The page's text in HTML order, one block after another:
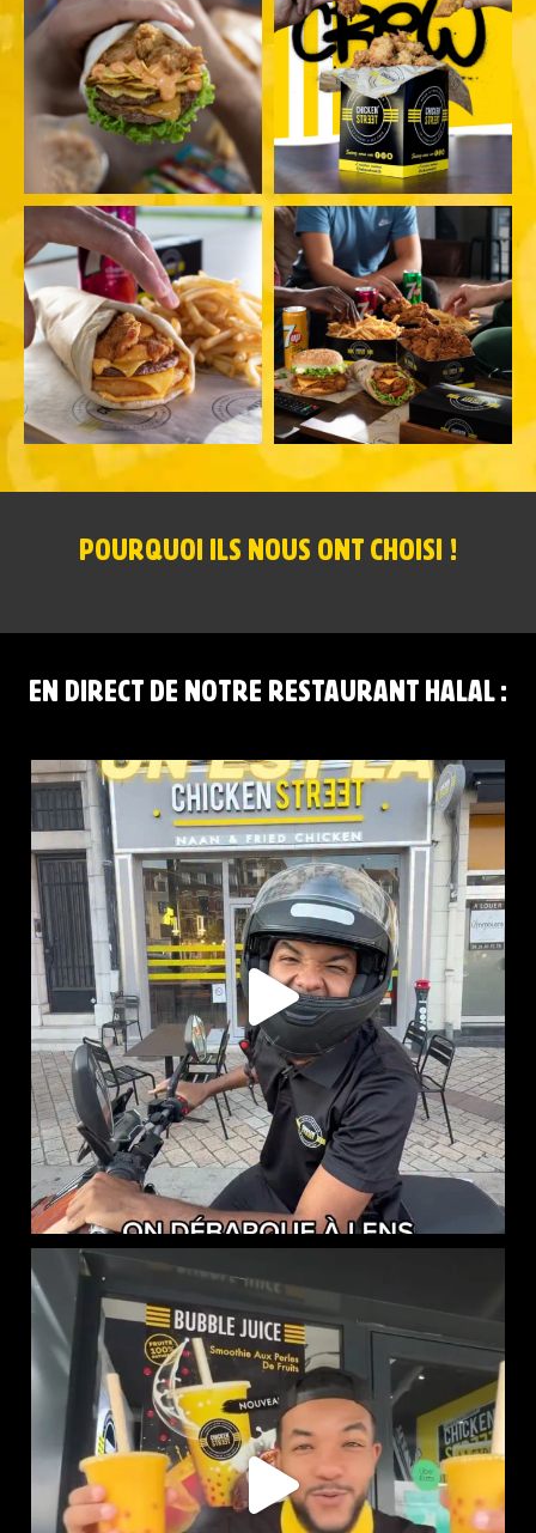
POURQUOI ILS NOUS ONT CHOISI !
EN DIRECT DE NOTRE RESTAURANT HALAL :
CHICKEN STREET LENS EST LÀ
12 Place...
44 37
NOUVEAUTÉ CHEZ CHICKEN STREET
...
46 0